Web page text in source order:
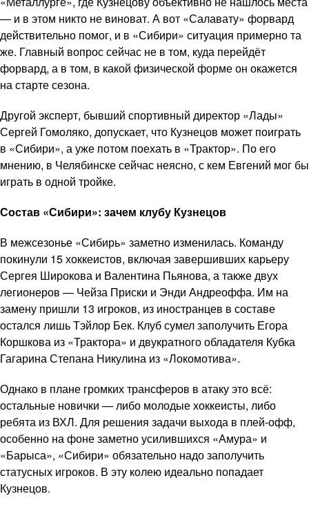
— и в этом никто не виноват. А вот «Салавату» форвард
действительно помог, и в «Сибири» ситуация примерно та
же. Главный вопрос сейчас не в том, куда перейдёт
форвард, а в том, в какой физической форме он окажется
на старте сезона.
Другой эксперт, бывший спортивный директор «Лады»
Сергей Гомоляко, допускает, что Кузнецов может поиграть
в «Сибири», а уже потом поехать в «Трактор». По его
мнению, в Челябинске сейчас неясно, с кем Евгений мог бы
играть в одной тройке.
Состав «Сибири»: зачем клубу Кузнецов
В межсезонье «Сибирь» заметно изменилась. Команду
покинули 15 хоккеистов, включая завершивших карьеру
Сергея Широкова и Валентина Пьянова, а также двух
легионеров — Чейза Приски и Энди Андреоффа. Им на
замену пришли 13 игроков, из иностранцев в составе
остался лишь Тэйлор Бек. Клуб сумел заполучить Егора
Коршкова из «Трактора» и двукратного обладателя Кубка
Гагарина Степана Никулина из «Локомотива».
Однако в плане громких трансферов в атаку это всё:
остальные новички — либо молодые хоккеисты, либо
ребята из ВХЛ. Для решения задачи выхода в плей-офф,
особенно на фоне заметно усилившихся «Амура» и
«Барыса», «Сибири» обязательно надо заполучить
статусных игроков. В эту колею идеально попадает
Кузнецов.